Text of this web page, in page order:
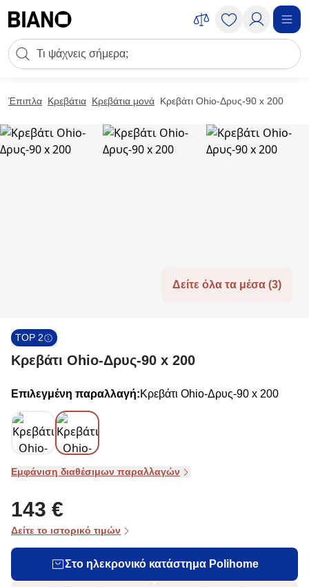
Πεδίο αναζήτησης
Έπιπλα Κρεβάτια Κρεβάτια μονά Κρεβάτι Ohio-Δρυς-90 x 200
Δείτε όλα τα μέσα (3)
TOP 2
Κρεβάτι Ohio-Δρυς-90 x 200
Επιλεγμένη παραλλαγή:Κρεβάτι Ohio-Δρυς-90 x 200
Εμφάνιση διαθέσιμων παραλλαγών
143 €
Δείτε το ιστορικό τιμών
Στο ηλεκρονικό κατάστημα Polihome